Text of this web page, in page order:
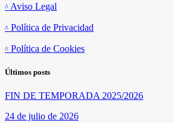
Aviso Legal
Política de Privacidad
Política de Cookies
Últimos posts
FIN DE TEMPORADA 2025/2026
24 de julio de 2026